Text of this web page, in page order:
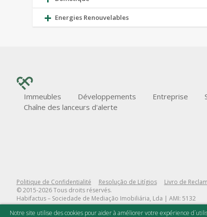
Energies Renouvelables
Immeubles Développements Entreprise
Chaîne des lanceurs d'alerte
Politique de Confidentialité Resolução de Litígios
Livro de
© 2015-2026 Tous droits réservés.
Habifactus – Sociedade de Mediação Imobiliária, Lda | AMI: 5132
Notre site utilise des cookies pour aider à améliorer votre expérience